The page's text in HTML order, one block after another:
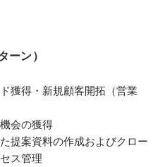
ン）
獲得・新規顧客開拓（営業
会の獲得
提案資料の作成およびクロー
ス管理